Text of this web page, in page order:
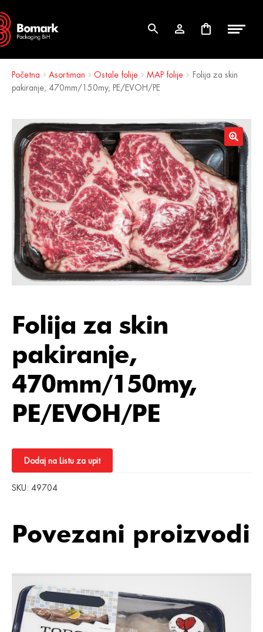
Skip
to
navigation
Skip
to
content
Početna Asortiman Ostale folije MAP folije
Folija za skin
pakiranje, 470mm/150my, PE/EVOH/PE
Folija za skin
pakiranje,
470mm/150my,
PE/EVOH/PE
Dodaj na Listu za upit
SKU: 49704
Povezani proizvodi